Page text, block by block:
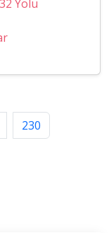
Yolu
230